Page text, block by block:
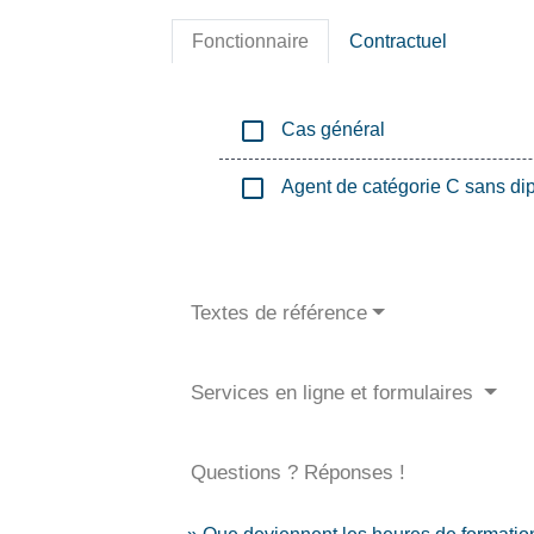
Fonctionnaire Contractuel
check_box_outline_blank Cas général
check_box_outline_blank Agent de catégorie C sans
Textes de référence
Services en ligne et formulaires
Questions ? Réponses !